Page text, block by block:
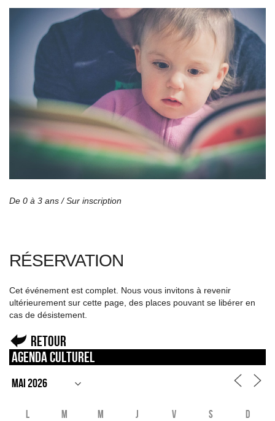
De 0 à 3 ans /Sur inscription
RÉSERVATION
Cet événement est complet. Nous vous invitons à revenir
ultérieurement sur cette page, des places pouvant se libérer en
cas de désistement.
Retour
Agenda culturel
L M M J V S D